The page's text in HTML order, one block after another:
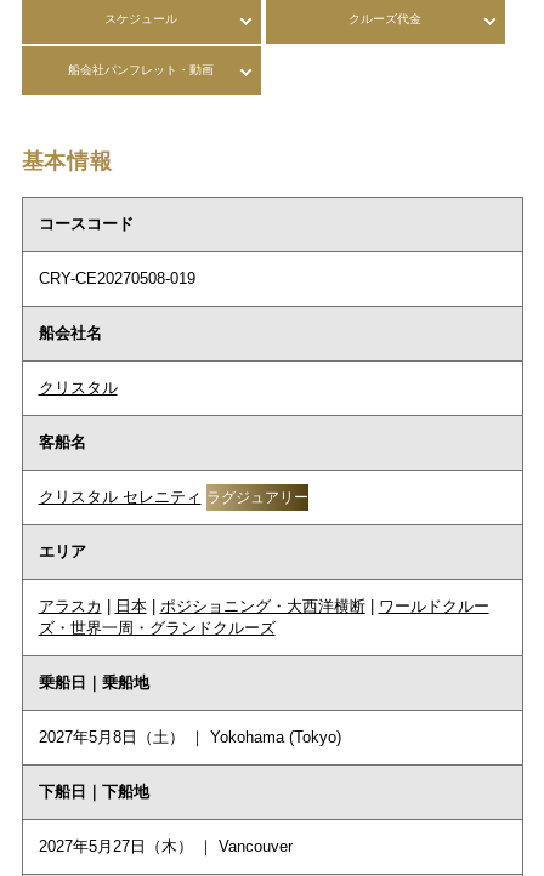
スケジュール クルーズ代金
船会社パンフレット・動画
基本情報
コースコード
CRY-CE20270508-019
船会社名
クリスタル
客船名
クリスタル セレニティ ラグジュアリー
エリア
アラスカ 日本| ポジショニング・大西洋横断| ワールドクルー
ズ・世界一周・グランドクルーズ
乗船日｜乗船地
2027年5月8日（土） ｜ Yokohama (Tokyo)
下船日｜下船地
2027年5月27日（木） ｜ Vancouver